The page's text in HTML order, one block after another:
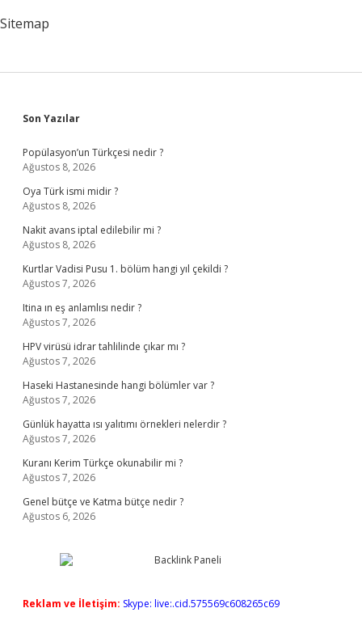
Sitemap
Sidebar
Son Yazılar
Popülasyon’un Türkçesi nedir ?
Ağustos 8, 2026
Oya Türk ismi midir ?
Ağustos 8, 2026
Nakit avans iptal edilebilir mi ?
Ağustos 8, 2026
Kurtlar Vadisi Pusu 1. bölüm hangi yıl çekildi ?
Ağustos 7, 2026
Itina ın eş anlamlısı nedir ?
Ağustos 7, 2026
HPV virüsü idrar tahlilinde çıkar mı ?
Ağustos 7, 2026
Haseki Hastanesinde hangi bölümler var ?
Ağustos 7, 2026
Günlük hayatta ısı yalıtımı örnekleri nelerdir ?
Ağustos 7, 2026
Kuranı Kerim Türkçe okunabilir mi ?
Ağustos 7, 2026
Genel bütçe ve Katma bütçe nedir ?
Ağustos 6, 2026
Reklam ve İletişim: Skype: live:.cid.575569c608265c69